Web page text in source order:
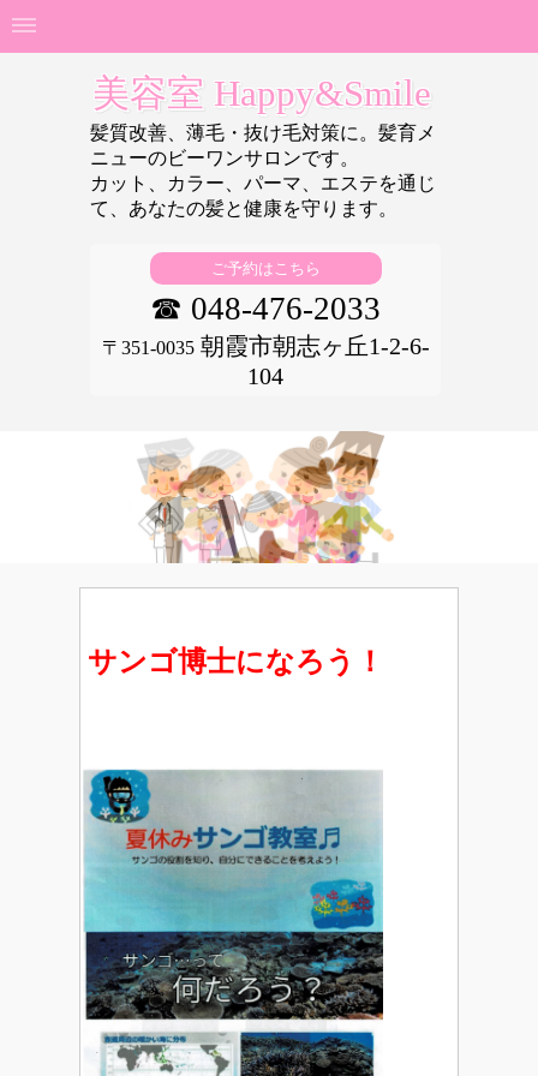
美容室 Happy&Smile
髪質改善、薄毛・抜け毛対策に。髪育メ
ニューのビーワンサロンです。
カット、カラー、パーマ、エステを通じ
て、あなたの髪と健康を守ります。
ご予約はこちら
☎ 048-476-2033
〒351-0035朝霞市朝志ヶ丘1-2-6-
104
サンゴ博士になろう！